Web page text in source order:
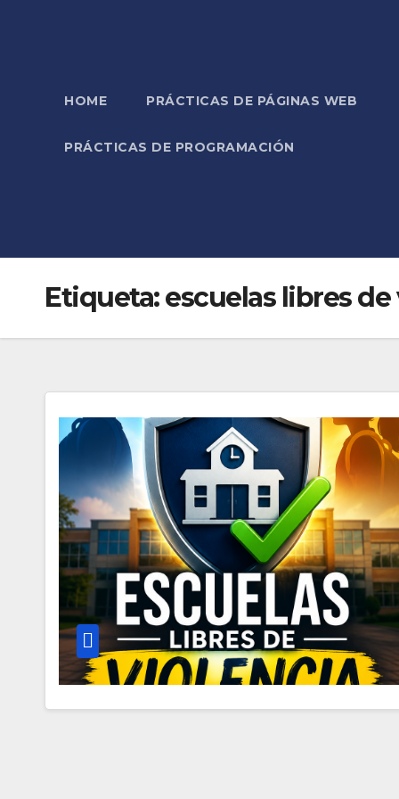
HOME PRÁCTICAS DE PÁGINAS WEB
PRÁCTICAS DE PROGRAMACIÓN
Etiqueta:escuelas libres